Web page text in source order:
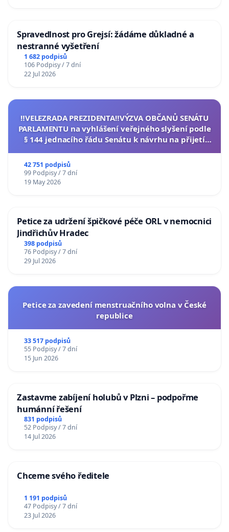
Spravedlnost pro Grejsí: žádáme důkladné a
nestranné vyšetření
1 682 podpisů
106 Podpisy / 7 dní
22 Jul 2026
‼️VELEZRADA PREZIDENTA‼️VÝZVA OBČANŮ SENÁTU
PARLAMENTU na vyhlášení veřejného slyšení podle
§ 144 jednacího řádu Senátu k návrhu na přijetí
42 751 podpisů
99 Podpisy / 7 dní
19 May 2026
Petice za udržení špičkové péče ORL v nemocnici
Jindřichův Hradec
398 podpisů
76 Podpisy / 7 dní
29 Jul 2026
Petice za zavedení menstruačního volna v České
republice
33 517 podpisů
55 Podpisy / 7 dní
15 Jun 2026
Zastavme zabíjení holubů v Plzni – podpořme
humánní řešení
831 podpisů
52 Podpisy / 7 dní
14 Jul 2026
Chceme svého ředitele
1 191 podpisů
47 Podpisy / 7 dní
23 Jul 2026